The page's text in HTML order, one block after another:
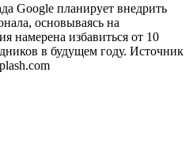
Google планирует внедрить
основываясь на
намерена избавиться от 10
в будущем году. Источник